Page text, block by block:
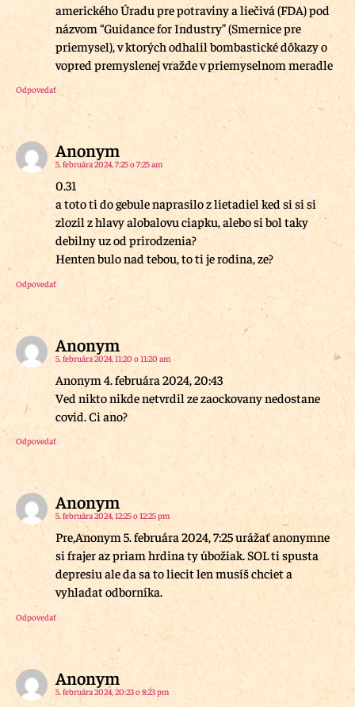
amerického Úradu pre potraviny a liečivá (FDA) pod
názvom “Guidance for Industry” (Smernice pre
priemysel), v ktorých odhalil bombastické dôkazy o
vopred premyslenej vražde v priemyselnom meradle
Odpovedať
Anonym
5. februára 2024, 7:25 o 7:25 am
0.31
a toto ti do gebule naprasilo z lietadiel ked si si si
zlozil z hlavy alobalovu ciapku, alebo si bol taky
debilny uz od prirodzenia?
Henten bulo nad tebou, to ti je rodina, ze?
Odpovedať
Anonym
5. februára 2024, 11:20 o 11:20 am
Anonym 4. februára 2024, 20:43
Ved nikto nikde netvrdil ze zaockovany nedostane
covid. Ci ano?
Odpovedať
Anonym
5. februára 2024, 12:25 o 12:25 pm
Pre,Anonym 5. februára 2024, 7:25 urážať anonymne
si frajer az priam hrdina ty úbožiak. SOL ti spusta
depresiu ale da sa to liecit len musíš chciet a
vyhladat odborníka.
Odpovedať
Anonym
5. februára 2024, 20:23 o 8:23 pm